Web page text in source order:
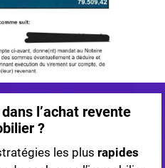
l’achat revente
?
les plus rapides